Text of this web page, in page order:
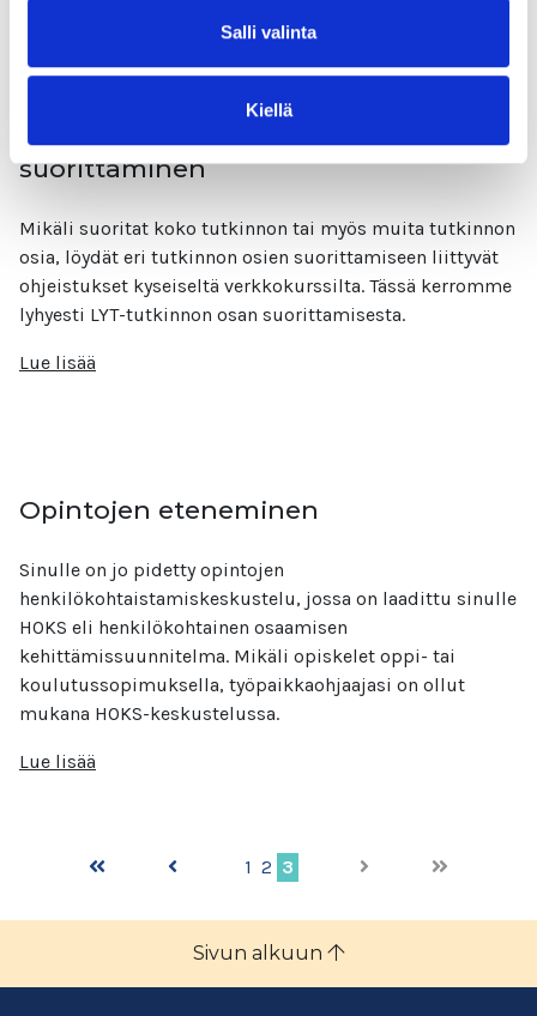
Salli valinta
Kiellä
Tutkinnon tai osatutkinnon
suorittaminen
Mikäli suoritat koko tutkinnon tai myös muita tutkinnon
osia, löydät eri tutkinnon osien suorittamiseen liittyvät
ohjeistukset kyseiseltä verkkokurssilta. Tässä kerromme
lyhyesti LYT-tutkinnon osan suorittamisesta.
Lue lisää
Opintojen eteneminen
Sinulle on jo pidetty opintojen
henkilökohtaistamiskeskustelu, jossa on laadittu sinulle
HOKS eli henkilökohtainen osaamisen
kehittämissuunnitelma. Mikäli opiskelet oppi- tai
koulutussopimuksella, työpaikkaohjaajasi on ollut
mukana HOKS-keskustelussa.
Lue lisää
1 2 3
Sivun alkuun